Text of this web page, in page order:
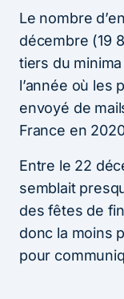
Le nombre
décembre (19
tiers du minima
l’année où les
envoyé de
France en
Entre le 22
semblait
des fêtes de
donc la moins
pour